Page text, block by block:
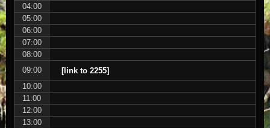
04:00
05:00
06:00
07:00
08:00
09:00
[link to 2255]
10:00
11:00
12:00
13:00